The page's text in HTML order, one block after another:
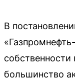
В
большинство